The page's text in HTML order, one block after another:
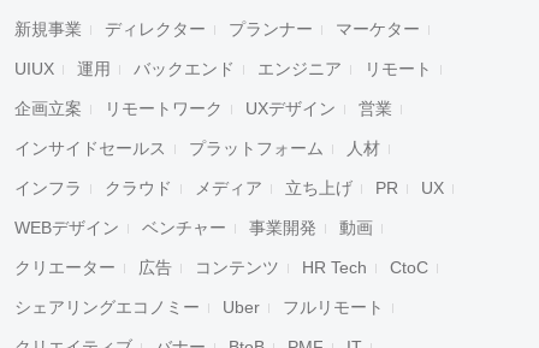
新規事業 ディレクター プランナー マーケター
UIUX 運用 バックエンド エンジニア リモート
企画立案 リモートワーク UXデザイン 営業
インサイドセールス プラットフォーム 人材
インフラ クラウド メディア 立ち上げ PR UX
WEBデザイン ベンチャー 事業開発 動画
クリエーター 広告 コンテンツ HR Tech CtoC
シェアリングエコノミー Uber フルリモート